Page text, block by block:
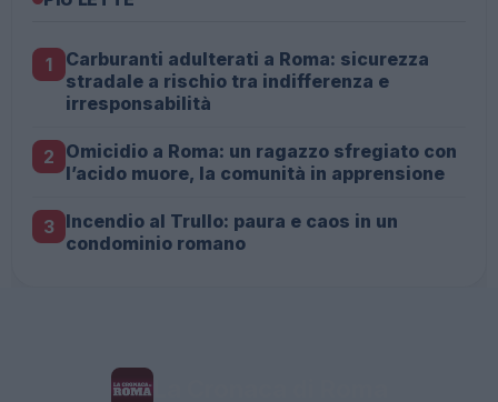
1
Carburanti adulterati a Roma: sicurezza
stradale a rischio tra indifferenza e
irresponsabilità
2 Omicidio a Roma: un ragazzo sfregiato con
l’acido muore, la comunità in apprensione
3 Incendio al Trullo: paura e caos in un
condominio romano